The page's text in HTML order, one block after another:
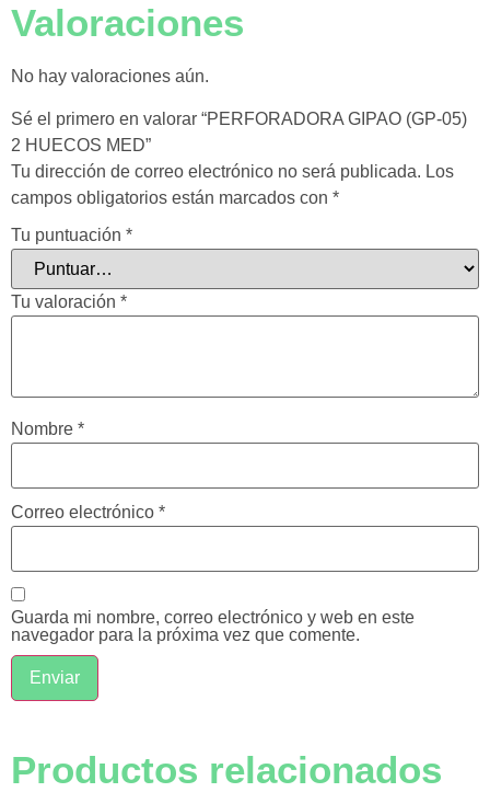
Valoraciones
No hay valoraciones aún.
Sé el primero en valorar “PERFORADORA GIPAO (GP-05)
2 HUECOS MED”
Tu dirección de correo electrónico no será publicada. Los
campos obligatorios están marcados con *
Tu puntuación *
Tu valoración *
Nombre *
Correo electrónico *
Guarda mi nombre, correo electrónico y web en este
navegador para la próxima vez que comente.
Productos relacionados